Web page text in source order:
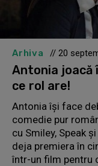
Arhiva // 20
Antonia joacă
ce rol are!
Antonia își face
comedie pur
cu Smiley, Speak
deja premiera în
într-un film pentru